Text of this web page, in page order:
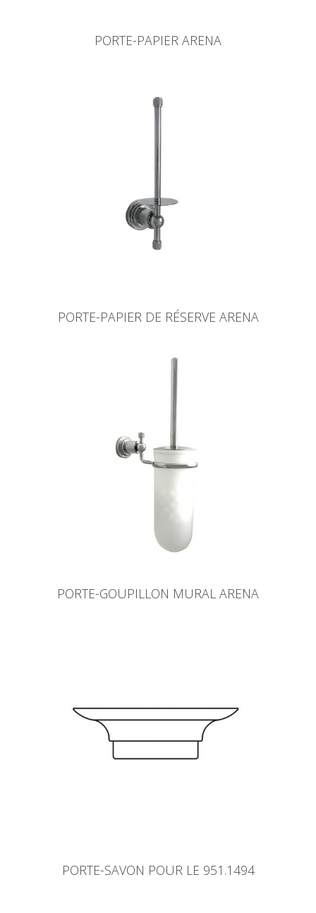
PORTE-PAPIER ARENA
PORTE-PAPIER DE RÉSERVE ARENA
PORTE-GOUPILLON MURAL ARENA
PORTE-SAVON POUR LE 951.1494